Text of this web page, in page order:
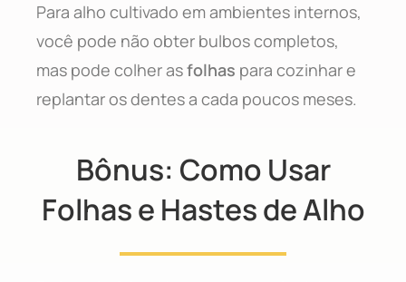
Para alho cultivado em ambientes internos,
você pode não obter bulbos completos,
mas pode colher asfolhas para cozinhar e
replantar os dentes a cada poucos meses.
Bônus: Como Usar
Folhas e Hastes de Alho